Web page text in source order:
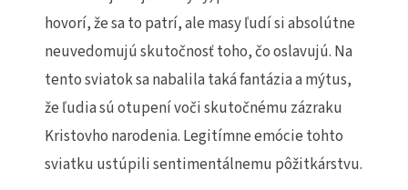
hovorí, že sa to patrí, ale masy ľudí si absolútne
neuvedomujú skutočnosť toho, čo oslavujú. Na
tento sviatok sa nabalila taká fantázia a mýtus,
že ľudia sú otupení voči skutočnému zázraku
Kristovho narodenia. Legitímne emócie tohto
sviatku ustúpili sentimentálnemu pôžitkárstvu.